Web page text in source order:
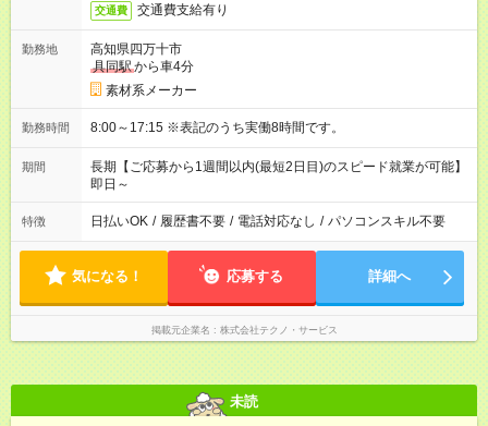
交通費 交通費支給有り
勤務地
高知県四万十市
具同駅から車4分
素材系メーカー
勤務時間 8:00～17:15 ※表記のうち実働8時間です。
期間
長期【ご応募から1週間以内(最短2日目)のスピード就業が可能】
即日～
特徴 日払いOK / 履歴書不要 / 電話対応なし / パソコンスキル不要
気になる！ 応募する 詳細へ
掲載元企業名 株式会社テクノ・サービス
未読